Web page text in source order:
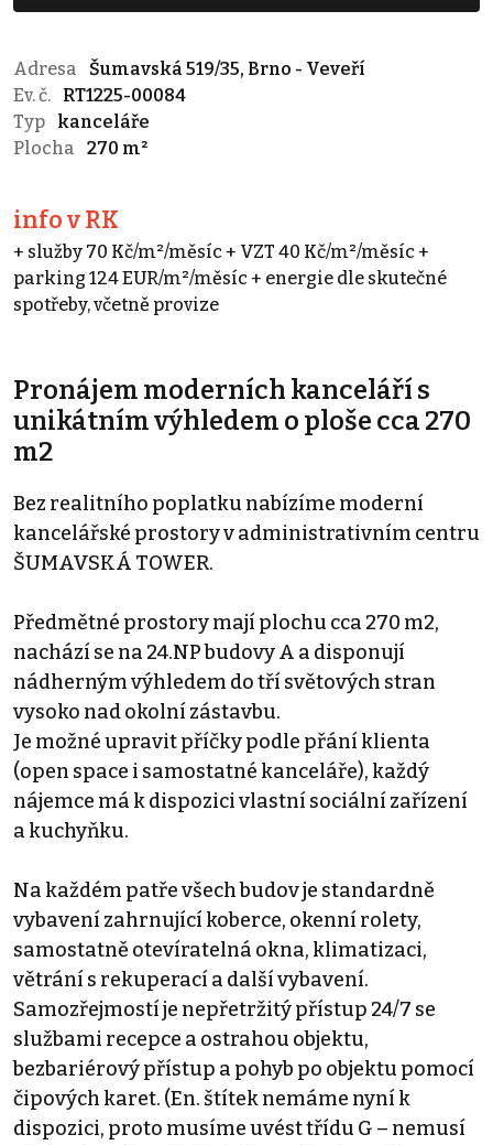
Adresa
Šumavská 519/35, Brno - Veveří
Ev. č.
RT1225-00084
Typ
kanceláře
Plocha
270 m²
info v RK
+ služby 70 Kč/m²/měsíc + VZT 40 Kč/m²/měsíc +
parking 124 EUR/m²/měsíc + energie dle skutečné
spotřeby, včetně provize
Pronájem moderních kanceláří s
unikátním výhledem o ploše cca 270
m2
Bez realitního poplatku nabízíme moderní
kancelářské prostory v administrativním centru
ŠUMAVSKÁ TOWER.
Předmětné prostory mají plochu cca 270 m2,
nachází se na 24.NP budovy A a disponují
nádherným výhledem do tří světových stran
vysoko nad okolní zástavbu.
Je možné upravit příčky podle přání klienta
(open space i samostatné kanceláře), každý
nájemce má k dispozici vlastní sociální zařízení
a kuchyňku.
Na každém patře všech budov je standardně
vybavení zahrnující koberce, okenní rolety,
samostatně otevíratelná okna, klimatizaci,
větrání s rekuperací a další vybavení.
Samozřejmostí je nepřetržitý přístup 24/7 se
službami recepce a ostrahou objektu,
bezbariérový přístup a pohyb po objektu pomocí
čipových karet. (En. štítek nemáme nyní k
dispozici, proto musíme uvést třídu G – nemusí